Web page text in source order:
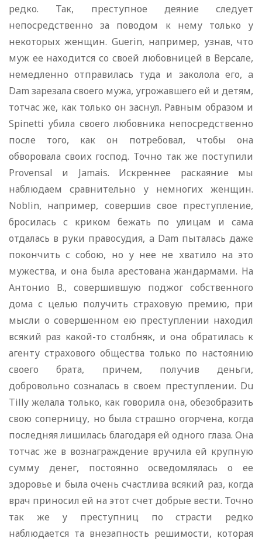
редко. Так, преступное деяние следует
непосредственно за поводом к нему только у
некоторых женщин. Guerin, например, узнав, что
муж ее находится со своей любовницей в Версале,
немедленно отправилась туда и заколола его, a
Dam зарезала своего мужа, угрожавшего ей и детям,
тотчас же, как только он заснул. Равным образом и
Spinetti убила своего любовника непосредственно
после того, как он потребовал, чтобы она
обворовала своих господ. Точно так же поступили
Provensal и Jamais. Искреннее раскаяние мы
наблюдаем сравнительно у немногих женщин.
Noblin, например, совершив свое преступление,
бросилась с криком бежать по улицам и сама
отдалась в руки правосудия, a Dam пыталась даже
покончить с собою, но у нее не хватило на это
мужества, и она была арестована жандармами. На
Антонио В., совершившую поджог собственного
дома с целью получить страховую премию, при
мысли о совершенном ею преступлении находил
всякий раз какой-то столбняк, и она обратилась к
агенту страхового общества только по настоянию
своего брата, причем, получив деньги,
добровольно созналась в своем преступлении. Du
Tilly желала только, как говорила она, обезобразить
свою соперницу, но была страшно огорчена, когда
последняя лишилась благодаря ей одного глаза. Она
тотчас же в вознаграждение вручила ей крупную
сумму денег, постоянно осведомлялась о ее
здоровье и была очень счастлива всякий раз, когда
врач приносил ей на этот счет добрые вести. Точно
так же у преступниц по страсти редко
наблюдается та внезапность решимости, которая